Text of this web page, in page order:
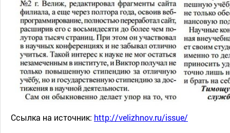
Ссылка на источник: http://velizhnov.ru/issue/